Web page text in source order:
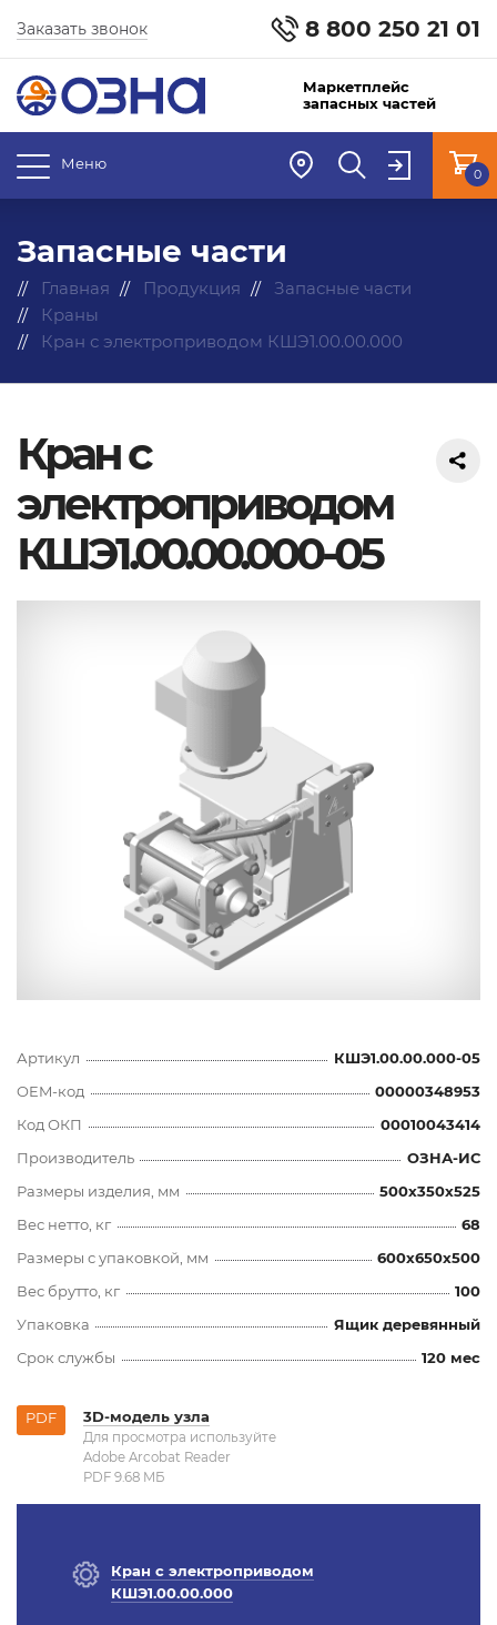
8 800 250 21 01
Заказать звонок
Маркетплейс
запасных частей
Меню
0
Запасные части
Главная Продукция
Запасные части
Краны
Кран с электроприводом КШЭ1.00.00.000
Кран с
электроприводом
КШЭ1.00.00.000-05
Артикул
КШЭ1.00.00.000-05
OEM-код
00000348953
Код ОКП
00010043414
Производитель
ОЗНА-ИС
Размеры изделия, мм
500x350x525
Вес нетто, кг
68
Размеры с упаковкой, мм
600x650x500
Вес брутто, кг
100
Упаковка
Ящик деревянный
Срок службы
120 мес
PDF 3D-модель узла
Для просмотра используйте
Adobe Arcobat Reader
PDF 9.68 MБ
Кран с электроприводом
КШЭ1.00.00.000